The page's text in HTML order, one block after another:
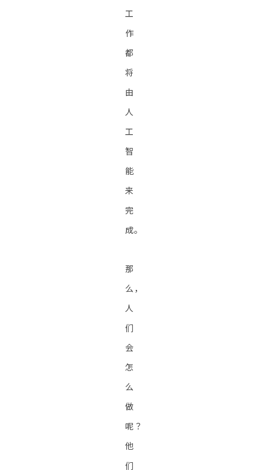
工
作
都
将
由
人
工
智
能
来
完
成。
那
么，
人
们
会
怎
么
做
呢？
他
们